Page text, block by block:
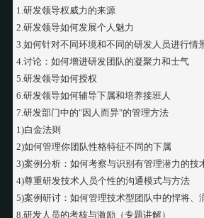
1.研发领导权威力的来源
2.研发领导如何发展个人魅力
3.如何针对不同环境和不同的研发人员进行情
4.讨论：如何增进研发团队的凝聚力和士气
5.研发领导如何授权
6.研发领导如何辅导下属和培养接班人
7.研发部门中的"因人而异"的管理方法
1)白金法则
2)如何管理你团队性格特征不同的下属
3)案例分析：如何考察与识别有管理潜力的技
4)尊重研发技术人员个性的沟通模式与方法
5)案例研讨：如何管理技术型团队中的悍将、
8.研发人员的考核与激励（专题讲解）